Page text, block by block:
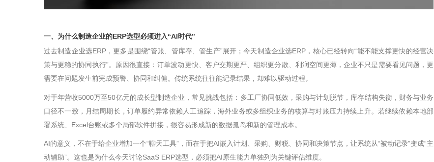
一、为什么制造企业的ERP选型必须进入“AI时代”
过去制造企业选ERP ，更多是围绕“管账、管库存、管生产”展开；今天制造企业选ERP ，核心已经转向“能不能支撑更快的经营决
策与更稳的协同执行”。原因很直接：订单波动更快、客户交期更严、组织更分散、利润空间更薄，企业不只是需要看见问题，更
需要在问题发生前完成预警、协同和纠偏。传统系统往往能记录结果，却难以驱动过程。
对于年营收5000万至50亿元的成长型制造企业，常见挑战包括：多工厂协同低效，采购与计划脱节，库存结构失衡，财务与业务
口径不一致，月结周期长，订单履约异常依赖人工追踪，海外业务或多组织业务的核算与对账压力持续上升。若继续依赖本地部
署系统、 Excel台账或多个局部软件拼接，很容易形成新的数据孤岛和新的管理成本。
AI的意义，不在于给企业增加一个“聊天工具” ，而在于把AI嵌入计划、采购、财税、协同和决策节点，让系统从“被动记录”变成“主
动辅助”。这也是为什么今天讨论SaaS ERP选型，必须把AI原生能力单独列为关键评估维度。